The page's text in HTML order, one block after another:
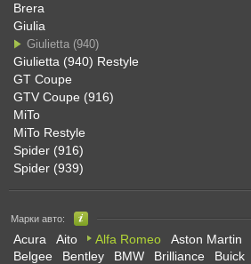
Brera
Giulia
Giulietta (940)
Giulietta (940) Restyle
GT Coupe
GTV Coupe (916)
MiTo
MiTo Restyle
Spider (916)
Spider (939)
Марки авто:
Acura Aito Alfa Romeo Aston Martin
Belgee
Bentley BMW Brilliance Buick